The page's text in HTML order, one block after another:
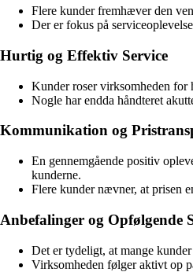
Flere kunder fremhæver den
Der er fokus på
Hurtig og Effektiv Service
Kunder roser virksomheden for
Nogle har endda håndteret
Kommunikation og
En gennemgående positiv
kunderne.
Flere kunder nævner, at prisen
Anbefalinger og Opfølgende
Det er tydeligt, at mange
Virksomheden følger aktivt op